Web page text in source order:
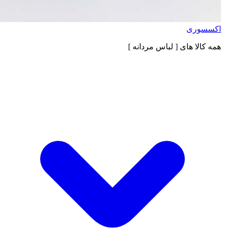
اکسسوری
همه کالا های [ لباس مردانه ]